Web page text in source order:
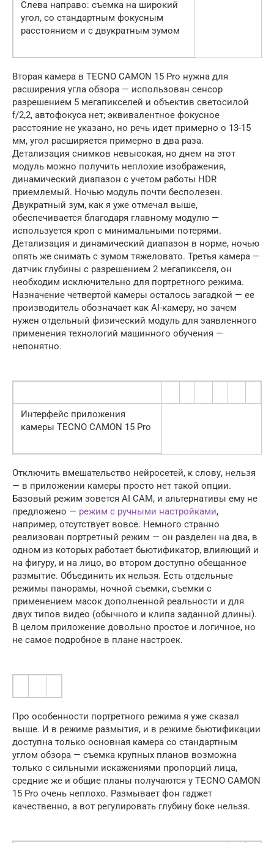
Слева направо: съемка на широкий
угол, со стандартным фокусным
расстоянием и с двукратным зумом
Вторая камера в TECNO CAMON 15 Pro нужна для
расширения угла обзора — использован сенсор
разрешением 5 мегапикселей и объектив светосилой
f/2,2, автофокуса нет; эквивалентное фокусное
расстояние не указано, но речь идет примерно о 13-15
мм, угол расширяется примерно в два раза.
Детализация снимков невысокая, но днем на этот
модуль можно получить неплохие изображения,
динамический диапазон с учетом работы HDR
приемлемый. Ночью модуль почти бесполезен.
Двукратный зум, как я уже отмечал выше,
обеспечивается благодаря главному модулю —
используется кроп с минимальными потерями.
Детализация и динамический диапазон в норме, ночью
опять же снимать с зумом тяжеловато. Третья камера —
датчик глубины с разрешением 2 мегапикселя, он
необходим исключительно для портретного режима.
Назначение четвертой камеры осталось загадкой — ее
производитель обозначает как AI-камеру, но зачем
нужен отдельный физический модуль для заявленного
применения технологий машинного обучения —
непонятно.
Интерфейс приложения
камеры TECNO CAMON 15 Pro
Отключить вмешательство нейросетей, к слову, нельзя
— в приложении камеры просто нет такой опции.
Базовый режим зовется AI CAM, и альтернативы ему не
предложено — режим с ручными настройками,
например, отсутствует вовсе. Немного странно
реализован портретный режим — он разделен на два, в
одном из которых работает бьютификатор, влияющий и
на фигуру, и на лицо, во втором доступно обещанное
размытие. Объединить их нельзя. Есть отдельные
режимы панорамы, ночной съемки, съемки с
применением масок дополненной реальности и для
двух типов видео (обычного и клипа заданной длины).
В целом приложение довольно простое и логичное, но
не самое подробное в плане настроек.
Про особенности портретного режима я уже сказал
выше. И в режиме размытия, и в режиме бьютификации
доступна только основная камера со стандартным
углом обзора — съемка крупных планов возможна
только с сильными искажениями пропорций лица,
средние же и общие планы получаются у TECNO CAMON
15 Pro очень неплохо. Размывает фон гаджет
качественно, а вот регулировать глубину боке нельзя.